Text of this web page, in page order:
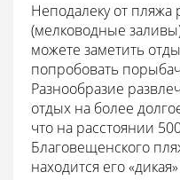
Неподалеку от
(мелководные
можете заметить
попробовать
Разнообразие
отдых на более
что на расстоянии
Благовещенского
находится его